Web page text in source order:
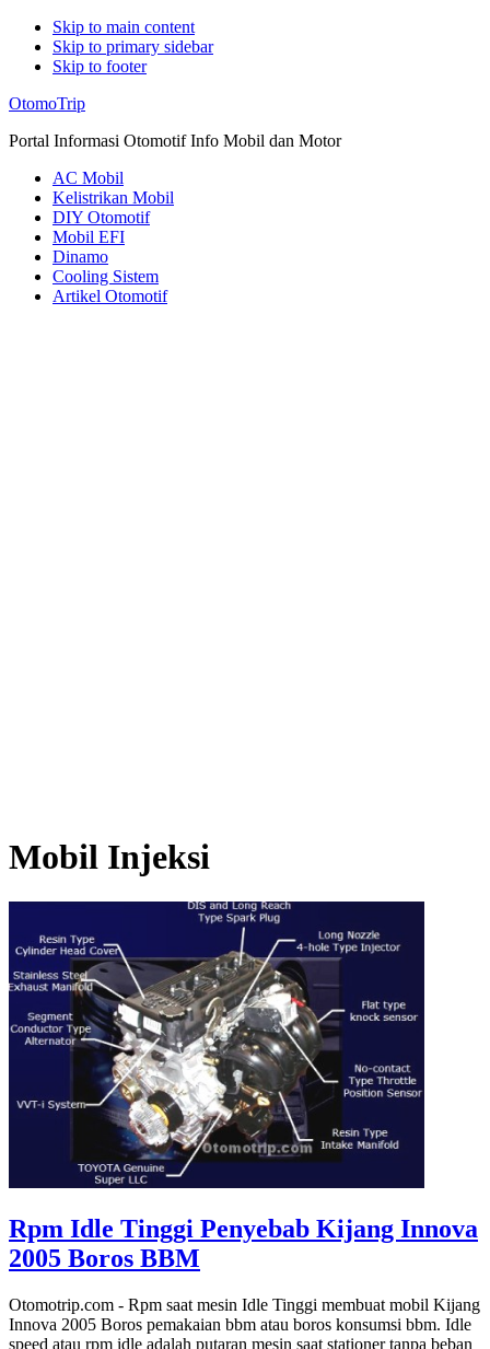
Skip to main content
Skip to primary sidebar
Skip to footer
Additional
menu
OtomoTrip
Portal Informasi Otomotif Info Mobil dan Motor
AC Mobil
Kelistrikan Mobil
DIY Otomotif
Mobil EFI
Dinamo
Cooling Sistem
Artikel Otomotif
Mobil Injeksi
Rpm Idle Tinggi Penyebab Kijang Innova
2005 Boros BBM
Otomotrip.com - Rpm saat mesin Idle Tinggi membuat mobil Kijang
Innova 2005 Boros pemakaian bbm atau boros konsumsi bbm. Idle
speed atau rpm idle adalah putaran mesin saat stationer tanpa beban